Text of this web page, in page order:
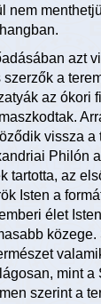
nem
azt
a
az ókori
vissza a
Philón
tartotta, az
Isten a
élet
közege.
mint a
szerint a